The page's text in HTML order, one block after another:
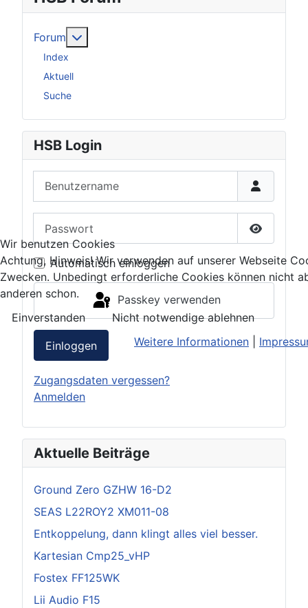
Forum
Index
Aktuell
Suche
HSB Login
Passwort
Automatisch einloggen
Passkey verwenden
Einloggen
Zugangsdaten vergessen?
Anmelden
Aktuelle Beiträge
Ground Zero GZHW 16-D2
SEAS L22ROY2 XM011-08
Entkoppelung, dann klingt alles viel besser.
Kartesian Cmp25_vHP
Fostex FF125WK
Lii Audio F15
Wir benutzen Cookies
Achtung, Hinweis! Wir verwenden auf unserer Webseite
Zwecken. Unbedingt erforderliche Cookies können nicht
anderen schon.
Einverstanden
Nicht notwendige ablehnen
Weitere Informationen